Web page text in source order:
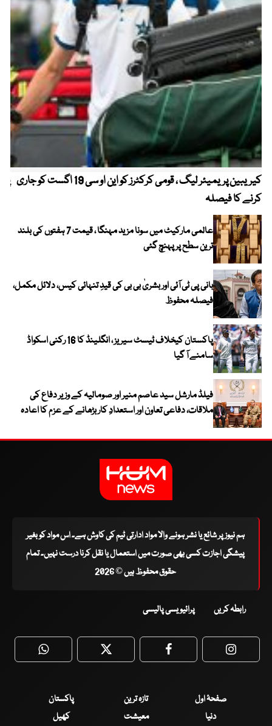
کیریبین پریمیئر لیگ ، قومی کرکٹرز کو این او سی 19 اگست کو جاری
کرنے کا فیصلہ
عالمی مارکیٹ میں سونا مزید مہنگا ، قیمت 7 ہفتوں کی بلند
ترین سطح پر پہنچ گئی
بانی پی ٹی آئی اور بشریٰ بی بی کی قیدِ تنہائی کیس، دلائل مکمل،
فیصلہ محفوظ
پاکستان کیخلاف ٹیسٹ سیریز ، انگلینڈ کا 16 رکنی اسکواڈ
سامنے آ گیا
فیلڈ مارشل سید عاصم منیر اور صومالیہ کے وزیر دفاع کی
ملاقات، دفاعی تعاون اور استعدادِ کار بڑھانے کے عزم کا اعادہ
ہم نیوز پر شائع یا نشر ہونے والا مواد ادارتی ٹیم کی کاوش ہے۔ اس مواد کو بغیر
پیشگی اجازت کسی بھی صورت میں استعمال یا نقل کرنا درست نہیں۔ تمام
حقوق محفوظ ہیں © 2026
رابطہ کریں پرائیویسی پالیسی
WhatsApp Twitter Facebook
صفحۂ اول تازہ ترین
پاکستان
دنیا
معیشت کھیل